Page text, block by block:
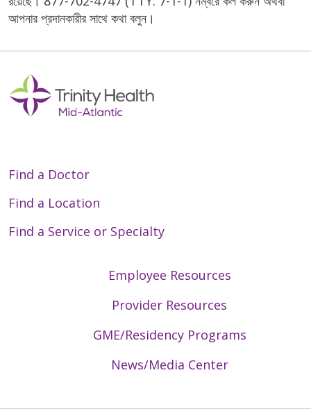
আপনার প্রদানকারীর সাথে কথা বলুন।
Find a Doctor
Find a Location
Find a Service or Specialty
Employee Resources
Provider Resources
GME/Residency Programs
News/Media Center